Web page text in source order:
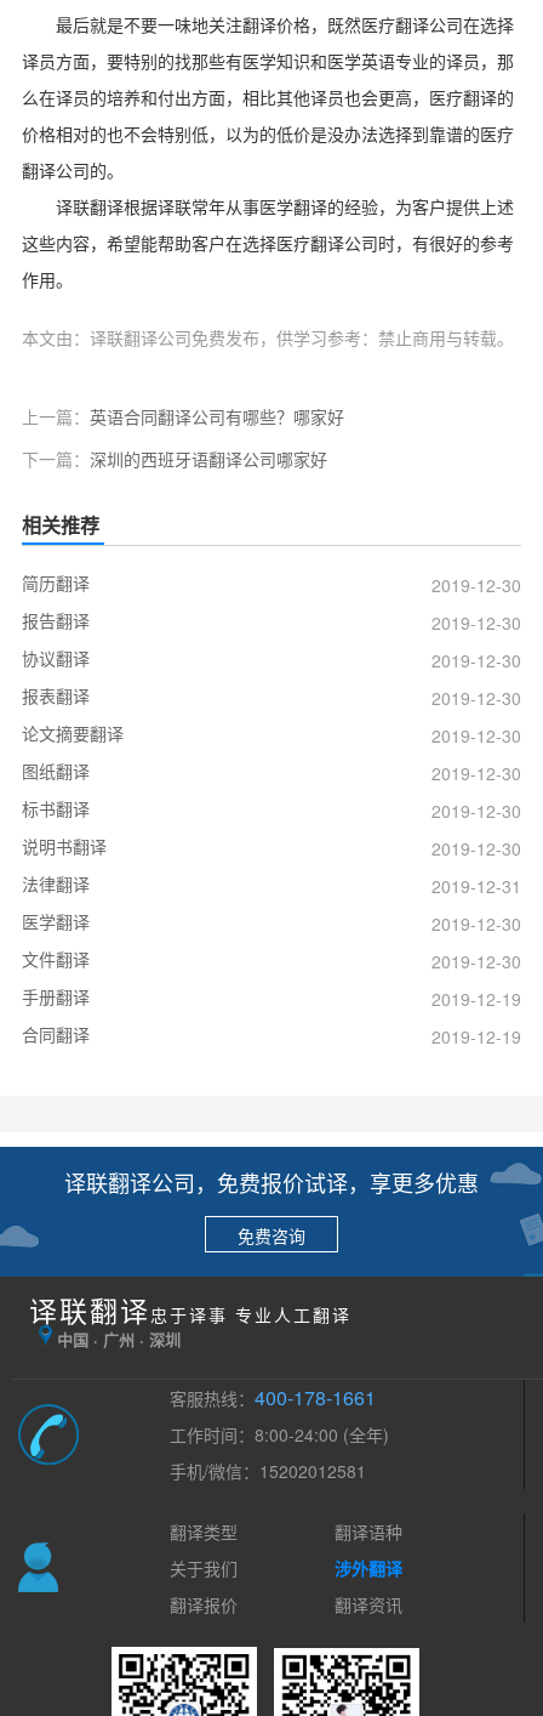
最后就是不要一味地关注翻译价格，既然医疗翻译公司在选择
译员方面，要特别的找那些有医学知识和医学英语专业的译员，那
么在译员的培养和付出方面，相比其他译员也会更高，医疗翻译的
价格相对的也不会特别低，以为的低价是没办法选择到靠谱的医疗
翻译公司的。
译联翻译根据译联常年从事医学翻译的经验，为客户提供上述
这些内容，希望能帮助客户在选择医疗翻译公司时，有很好的参考
作用。
本文由：译联翻译公司免费发布，供学习参考：禁止商用与转载。
上一篇： 英语合同翻译公司有哪些？哪家好
下一篇： 深圳的西班牙语翻译公司哪家好
相关推荐
简历翻译
2019-12-30
报告翻译
2019-12-30
协议翻译
2019-12-30
报表翻译
2019-12-30
论文摘要翻译
2019-12-30
图纸翻译
2019-12-30
标书翻译
2019-12-30
说明书翻译
2019-12-30
法律翻译
2019-12-31
医学翻译
2019-12-30
文件翻译
2019-12-30
手册翻译
2019-12-19
合同翻译
2019-12-19
译联翻译公司，免费报价试译，享更多优惠
免费咨询
译联翻译 忠于译事 专业人工翻译
中国 · 广州 · 深圳
客服热线：400-178-1661
工作时间：8:00-24:00 (全年)
手机/微信：15202012581
翻译类型
翻译语种
关于我们
涉外翻译
翻译报价
翻译资讯